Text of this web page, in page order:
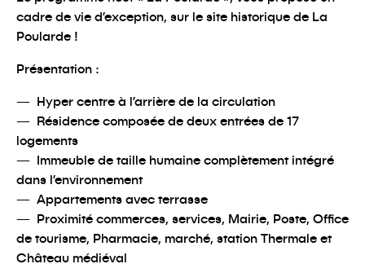
cadre de vie d’exception, sur le site historique de La
Poularde !
Présentation :
Hyper centre à l’arrière de la circulation
Résidence composée de deux entrées de 17
logements
Immeuble de taille humaine complètement intégré
dans l’environnement
Appartements avec terrasse
Proximité commerces, services, Mairie, Poste, Office
de tourisme, Pharmacie, marché, station Thermale et
Château médiéval